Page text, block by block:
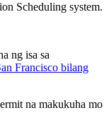
Scheduling system.
ng isa sa
Francisco bilang
na makukuha mo